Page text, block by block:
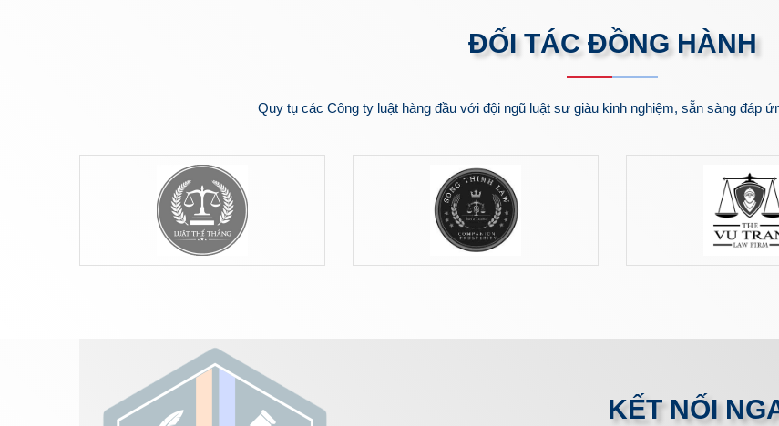
ĐỐI TÁC ĐỒNG HÀNH
Quy tụ các Công ty luật hàng đầu với đội ngũ luật sư giàu kinh nghiệm, sẵn sàng đáp
KẾT NỐI